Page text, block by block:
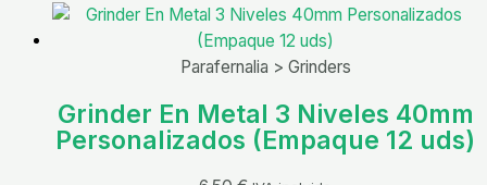
Parafernalia > Grinders
Grinder En Metal 3 Niveles 40mm
Personalizados (Empaque 12 uds)